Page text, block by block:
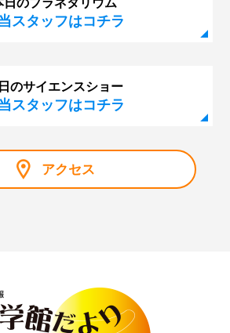
スタッフはコチラ
のサイエンスショー
スタッフはコチラ
アクセス